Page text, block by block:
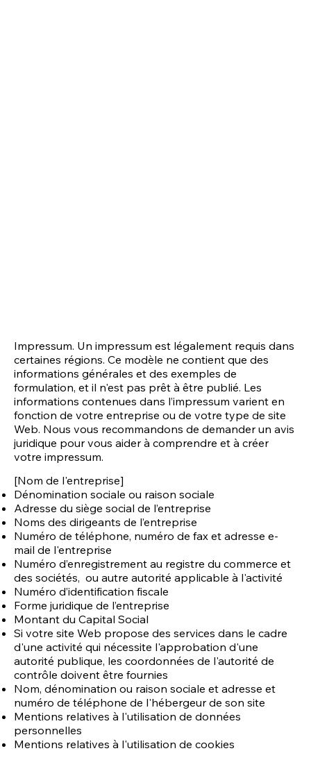
Impressum. Un impressum est légalement requis dans
certaines régions. Ce modèle ne contient que des
informations générales et des exemples de
formulation, et il n'est pas prêt à être publié. Les
informations contenues dans l’impressum varient en
fonction de votre entreprise ou de votre type de site
Web. Nous vous recommandons de demander un avis
juridique pour vous aider à comprendre et à créer
votre impressum.
[Nom de l'entreprise]
Dénomination sociale ou raison sociale
Adresse du siège social de l’entreprise
Noms des dirigeants de l’entreprise
Numéro de téléphone, numéro de fax et adresse e-
mail de l'entreprise
Numéro d’enregistrement au registre du commerce et
des sociétés, ou autre autorité applicable à l'activité
Numéro d’identification fiscale
Forme juridique de l’entreprise
Montant du Capital Social
Si votre site Web propose des services dans le cadre
d'une activité qui nécessite l'approbation d'une
autorité publique, les coordonnées de l'autorité de
contrôle doivent être fournies
Nom, dénomination ou raison sociale et adresse et
numéro de téléphone de l'hébergeur de son site
Mentions relatives à l'utilisation de données
personnelles
Mentions relatives à l'utilisation de cookies